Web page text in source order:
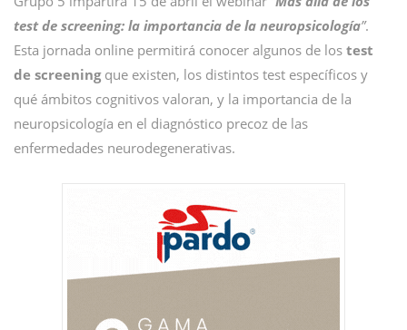
test de screening: la importancia de la neuropsicología”.
Esta jornada online permitirá conocer algunos de los test
de screeningque existen, los distintos test específicos y
qué ámbitos cognitivos valoran, y la importancia de la
neuropsicología en el diagnóstico precoz de las
enfermedades neurodegenerativas.